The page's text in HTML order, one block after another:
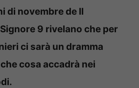
di novembre de Il
9 rivelano che per
ci sarà un dramma
cosa accadrà nei